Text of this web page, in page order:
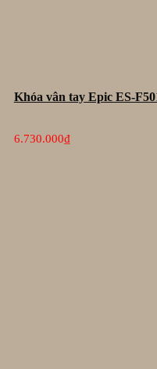
Khóa vân tay Epic ES-
6.730.000₫